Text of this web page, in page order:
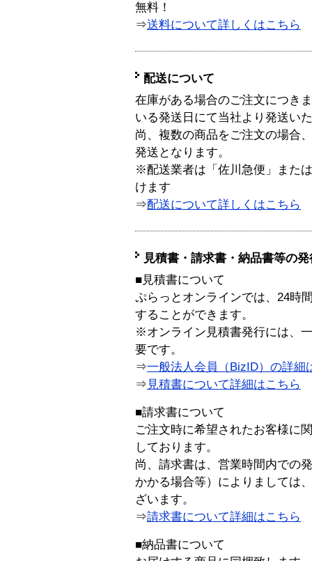
無料！
⇒送料について詳しくはこちら
配送について
在庫がある場合のご注文につき
いる発送日にて当社より発送い
尚、複数の商品をご注文の場合
発送となります。
※配送業者は「佐川急便」また
けます
⇒配送について詳しくはこちら
見積書・請求書・納品書等の
■見積書について
ぷらっとオンラインでは、24時
することができます。
※オンライン見積書発行には、
要です。
⇒一般法人会員（BizID）の詳細
⇒ 見積書について詳細はこちら
■請求書について
ご注文時に希望されたお客様に
しております。
尚、請求書は、営業時間内での
かかる場合等）によりましては
ざいます。
⇒請求書について詳細はこちら
■納品書について